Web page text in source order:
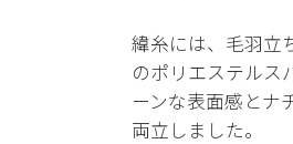
緯糸には、毛羽立
のポリエステルス
ーンな表面感とナ
両立しました。